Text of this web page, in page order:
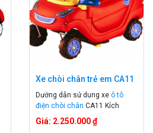
Xe chòi chân trẻ em CA11
Dướng dẫn sử dung xe ô tô
điện chòi chân CA11 Kích
thước; 80 x 66 x 91cm Xuất xứ;
Đài Loan Màu sắc; vằng, đỏ Bé
Giá: 2.250.000 ₫